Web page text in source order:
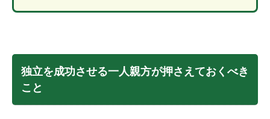
独立を成功させる一人親方が押さえておくべき
こと